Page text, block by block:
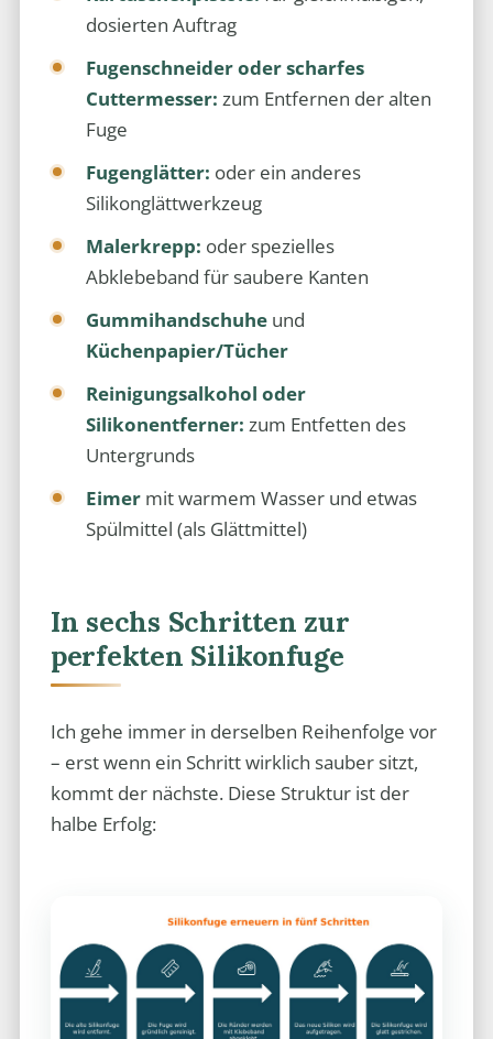
dosierten Auftrag
Fugenschneider oder scharfes
Cuttermesser: zum Entfernen der alten
Fuge
Fugenglätter: oder ein anderes
Silikonglättwerkzeug
Malerkrepp: oder spezielles
Abklebeband für saubere Kanten
Gummihandschuhe und
Küchenpapier/Tücher
Reinigungsalkohol oder
Silikonentferner: zum Entfetten des
Untergrunds
Eimer mit warmem Wasser und etwas
Spülmittel (als Glättmittel)
In sechs Schritten zur
perfekten Silikonfuge
Ich gehe immer in derselben Reihenfolge vor
– erst wenn ein Schritt wirklich sauber sitzt,
kommt der nächste. Diese Struktur ist der
halbe Erfolg: